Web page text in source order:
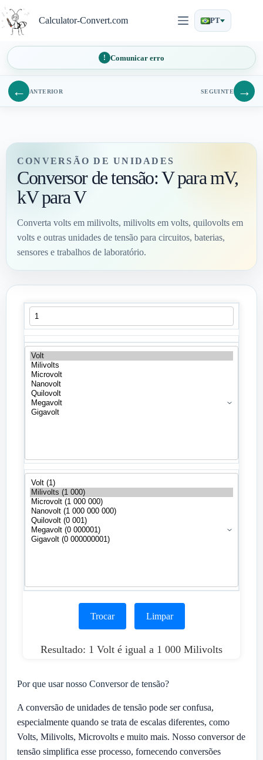
para
o
conteúdo
Calculator-Convert.com PT
Comunicar erro
← ANTERIOR SEGUINTE →
CONVERSÃO DE UNIDADES
Conversor de tensão: V para mV,
kV para V
Converta volts em milivolts, milivolts em volts, quilovolts em
volts e outras unidades de tensão para circuitos, baterias,
sensores e trabalhos de laboratório.
Trocar Limpar
Resultado: 1 Volt é igual a 1 000 Milivolts
Por que usar nosso Conversor de tensão?
A conversão de unidades de tensão pode ser confusa,
especialmente quando se trata de escalas diferentes, como
Volts, Milivolts, Microvolts e muito mais. Nosso conversor de
tensão simplifica esse processo, fornecendo conversões